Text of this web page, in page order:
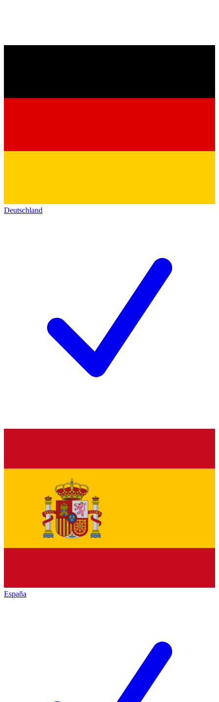
Deutschland
España